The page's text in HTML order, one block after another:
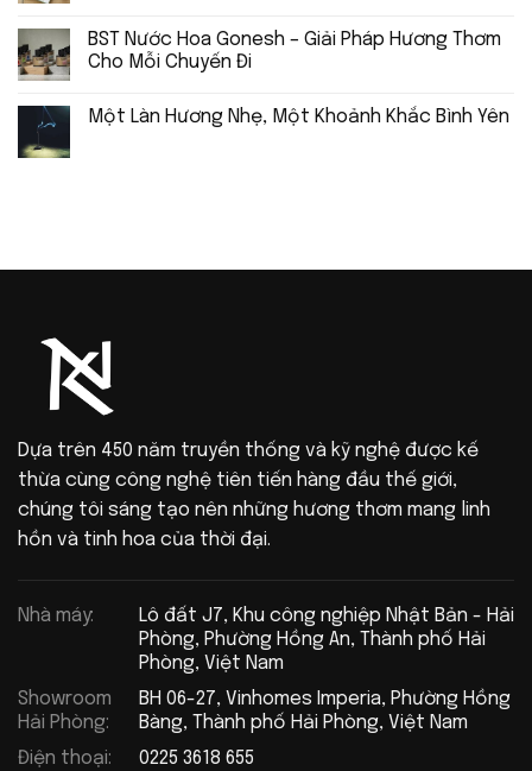
BST Nước Hoa Gonesh – Giải Pháp Hương Thơm
Cho Mỗi Chuyến Đi
Một Làn Hương Nhẹ, Một Khoảnh Khắc Bình Yên
Dựa trên 450 năm truyền thống và kỹ nghệ được kế
thừa cùng công nghệ tiên tiến hàng đầu thế giới,
chúng tôi sáng tạo nên những hương thơm mang linh
hồn và tinh hoa của thời đại.
Nhà máy:
Lô đất J7, Khu công nghiệp Nhật Bản - Hải
Phòng, Phường Hồng An, Thành phố Hải
Phòng, Việt Nam
Showroom
Hải Phòng:
BH 06-27, Vinhomes Imperia, Phường Hồng
Bàng, Thành phố Hải Phòng, Việt Nam
Điện thoại:
0225 3618 655